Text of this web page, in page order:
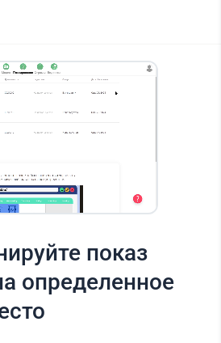
показ
определенное